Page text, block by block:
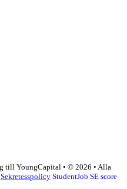
till YoungCapital • © 2026 • Alla
Sekretesspolicy StudentJob SE score